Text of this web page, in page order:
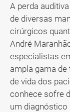
A perda
de diversas
cirúrgicos
André
especialistas
ampla gama
de vida dos
conhece sofre
um diagnóstico